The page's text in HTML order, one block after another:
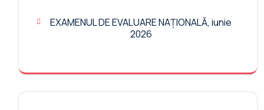
EXAMENUL DE EVALUARE NAȚIONALĂ, iunie
2026